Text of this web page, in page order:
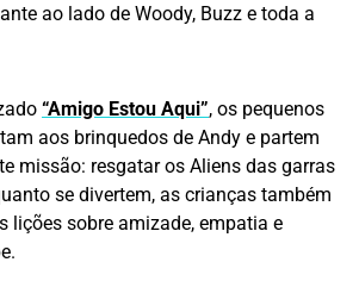
ao lado de Woody, Buzz e toda a
“Amigo Estou Aqui”, os pequenos
aos brinquedos de Andy e partem
missão: resgatar os Aliens das garras
se divertem, as crianças também
lições sobre amizade, empatia e